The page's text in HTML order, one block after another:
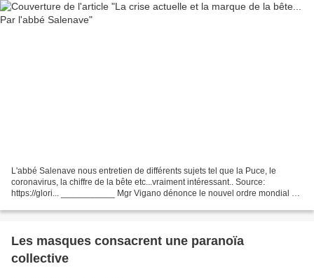
L'abbé Salenave nous entretien de différents sujets tel que la Puce, le
coronavirus, la chiffre de la bête etc...vraiment intéressant.. Source:
https://glori... ___________ Mgr Vigano dénonce le nouvel ordre mondial et
Les masques consacrent une paranoïa
collective